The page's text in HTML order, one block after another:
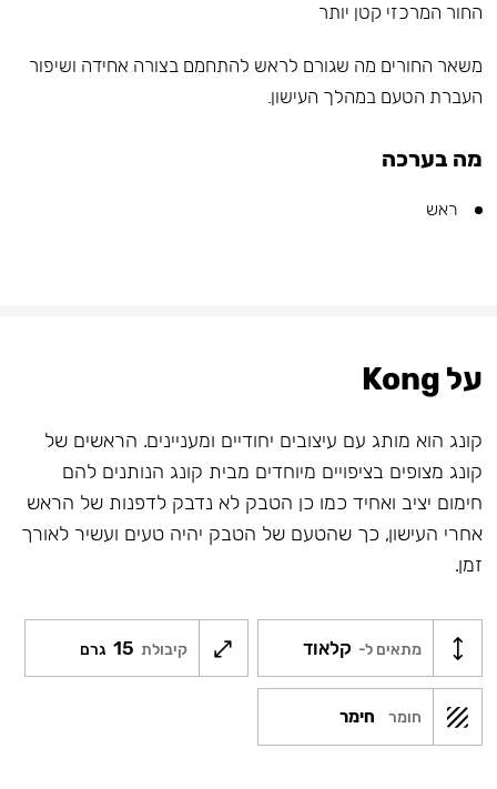
החור המרכזי קטן יותר
משאר החורים מה שגורם לראש להתחמם בצורה אחידה ושיפור
העברת הטעם במהלך העישון.
מה בערכה
ראש
על Kong
קונג הוא מותג עם עיצובים יחודיים ומעניינים. הראשים של
קונג מצופים בציפויים מיוחדים מבית קונג הנותנים להם
חימום יציב ואחיד כמו כן הטבק לא נדבק לדפנות של הראש
אחרי העישון, כך שהטעם של הטבק יהיה טעים ועשיר לאורך
זמן.
מתאים ל- קלאוד קיבולת 15 גרם
חומר חימר